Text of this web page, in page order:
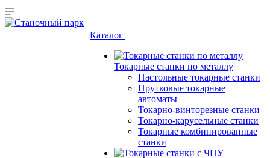
Каталог
Токарные станки по металлу
Настольные токарные станки
Прутковые токарные
автоматы
Токарно-винторезные станки
Токарно-карусельные станки
Токарные комбинированные
станки